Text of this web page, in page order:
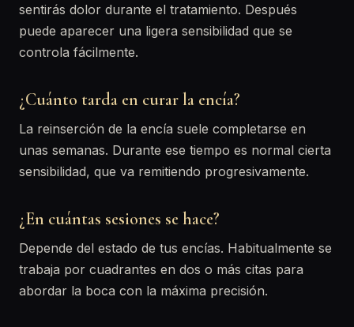
sentirás dolor durante el tratamiento. Después
puede aparecer una ligera sensibilidad que se
controla fácilmente.
¿Cuánto tarda en curar la encía?
La reinserción de la encía suele completarse en
unas semanas. Durante ese tiempo es normal cierta
sensibilidad, que va remitiendo progresivamente.
¿En cuántas sesiones se hace?
Depende del estado de tus encías. Habitualmente se
trabaja por cuadrantes en dos o más citas para
abordar la boca con la máxima precisión.